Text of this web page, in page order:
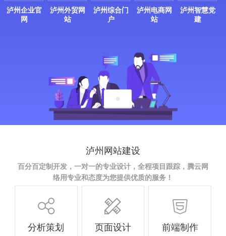
泸州企业官
网
泸州外贸网
站
泸州综合门
户
泸州电商网
站
泸州智慧党
建
泸州网站建设
百分百定制开发，一对一的专业设计，全程项目跟踪，腾云网
络用专业和态度为您提供优质的服务！

分析策划

页面设计

前端制作